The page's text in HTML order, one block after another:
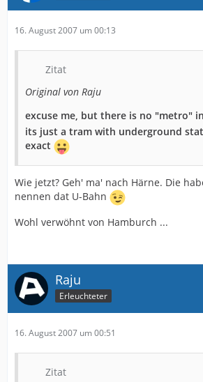
16. August 2007 um 00:13
Zitat
Original von Raju
excuse me, but there is no "metro"
its just a tram with underground
exact
Wie jetzt? Geh' ma' nach Härne. Die
nennen dat U-Bahn
Wohl verwöhnt von Hamburch ...
Raju
Erleuchteter
16. August 2007 um 00:51
Zitat